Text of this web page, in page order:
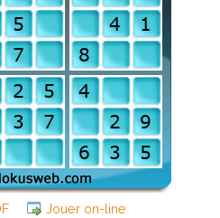
Jouer on-line